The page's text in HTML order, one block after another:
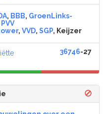
, BBB, GroenLinks-
PVV
, VVD, SGP, Keijzer
36746-27